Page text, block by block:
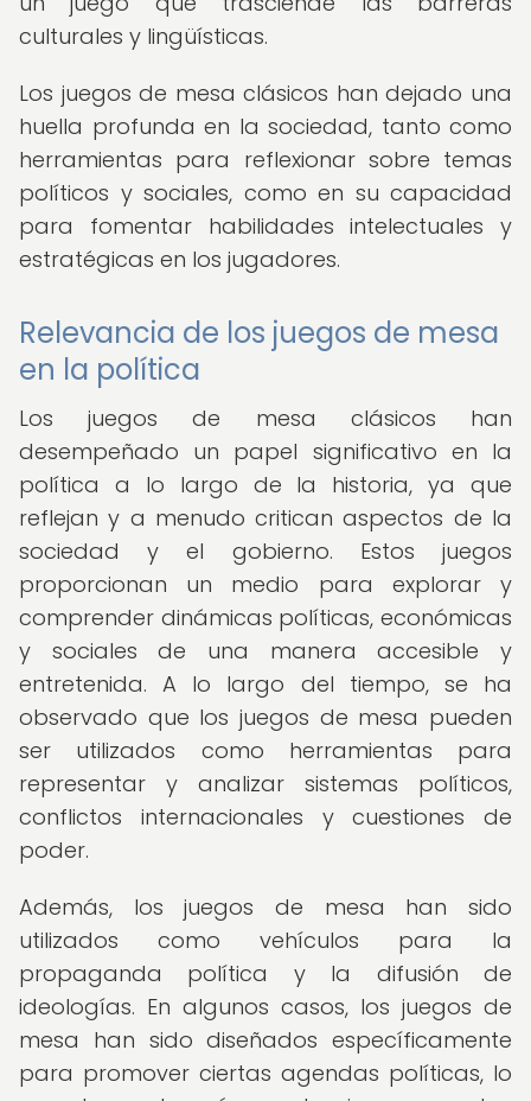
culturales y lingüísticas.
Los juegos de mesa clásicos han dejado una
huella profunda en la sociedad, tanto como
herramientas para reflexionar sobre temas
políticos y sociales, como en su capacidad
para fomentar habilidades intelectuales y
estratégicas en los jugadores.
Relevancia de los juegos de mesa
en la política
Los juegos de mesa clásicos han
desempeñado un papel significativo en la
política a lo largo de la historia, ya que
reflejan y a menudo critican aspectos de la
sociedad y el gobierno. Estos juegos
proporcionan un medio para explorar y
comprender dinámicas políticas, económicas
y sociales de una manera accesible y
entretenida. A lo largo del tiempo, se ha
observado que los juegos de mesa pueden
ser utilizados como herramientas para
representar y analizar sistemas políticos,
conflictos internacionales y cuestiones de
poder.
Además, los juegos de mesa han sido
utilizados como vehículos para la
propaganda política y la difusión de
ideologías. En algunos casos, los juegos de
mesa han sido diseñados específicamente
para promover ciertas agendas políticas, lo